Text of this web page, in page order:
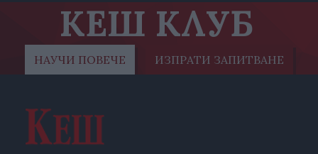
КЕШ КЛУБ
НАУЧИ ПОВЕЧЕ ИЗПРАТИ ЗАПИТВАНЕ